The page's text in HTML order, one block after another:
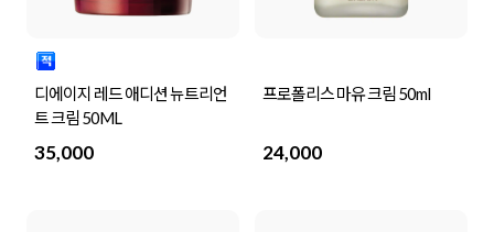
디에이지 레드 애디션 뉴트리언
트 크림 50ML
35,000
프로폴리스 마유 크림 50ml
24,000